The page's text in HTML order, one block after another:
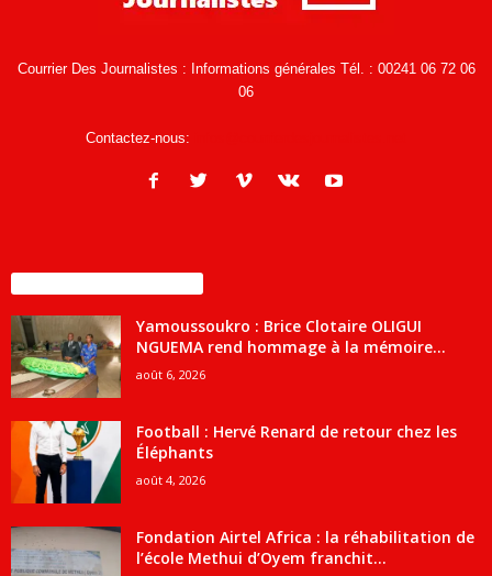
Courrier Des Journalistes : Informations générales Tél. : 00241 06 72 06
06
Contactez-nous:
Yamoussoukro : Brice Clotaire OLIGUI
NGUEMA rend hommage à la mémoire...
août 6, 2026
Football : Hervé Renard de retour chez les
Éléphants
août 4, 2026
Fondation Airtel Africa : la réhabilitation de
l’école Methui d’Oyem franchit...